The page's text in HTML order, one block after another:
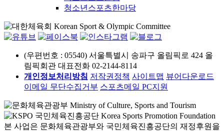
청소년스포츠한마당
(우편번호 : 05540) 서울특별시 송파구 올림픽로 424 올
림픽회관 대표전화 02-2144-8114
개인정보처리방침 저작권정책 사이트맵 뷰어다운로드
이메일 무단수집거부 스포츠메일 PC지원
본 사업은 문화체육관광부와 국민체육진흥공단의 재정후원을